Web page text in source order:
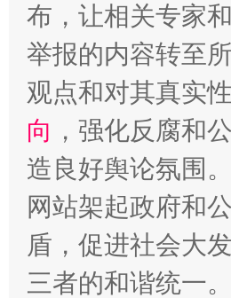
布，让相关专家
举报的内容转至
观点和对其真实性
向 ，强化反腐和
造良好舆论氛围
网站架起政府和
盾，促进社会大
三者的和谐统一